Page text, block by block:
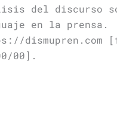
del discurso
en la prensa.
dismupren.com
00].